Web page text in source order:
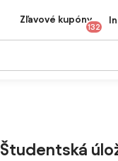
Zľavové kupóny
132
Študentská